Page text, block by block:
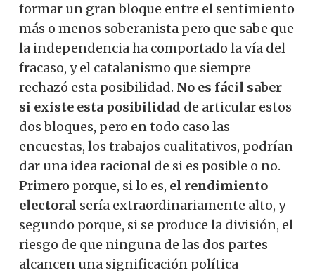
formar un gran bloque entre el sentimiento
más o menos soberanista pero que sabe que
la independencia ha comportado la vía del
fracaso, y el catalanismo que siempre
rechazó esta posibilidad. No es fácil saber
si existe esta posibilidad de articular estos
dos bloques, pero en todo caso las
encuestas, los trabajos cualitativos, podrían
dar una idea racional de si es posible o no.
Primero porque, si lo es, el rendimiento
electoral sería extraordinariamente alto, y
segundo porque, si se produce la división, el
riesgo de que ninguna de las dos partes
alcancen una significación política